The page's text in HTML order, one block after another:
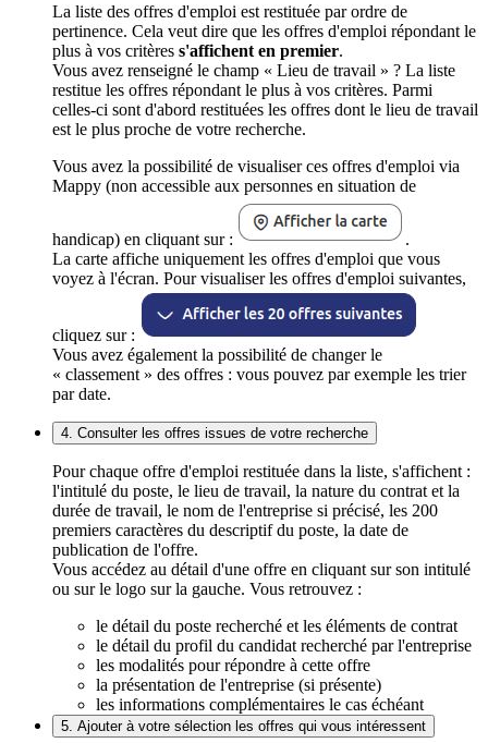
La liste des offres d'emploi est restituée par ordre de
pertinence. Cela veut dire que les offres d'emploi répondant le
plus à vos critères s'affichent en premier.
Vous avez renseigné le champ « Lieu de travail » ? La liste
restitue les offres répondant le plus à vos critères. Parmi
celles-ci sont d'abord restituées les offres dont le lieu de travail
est le plus proche de votre recherche.
Vous avez la possibilité de visualiser ces offres d'emploi via
Mappy (non accessible aux personnes en situation de
handicap) en cliquant sur :
.
La carte affiche uniquement les offres d'emploi que vous
voyez à l'écran. Pour visualiser les offres d'emploi suivantes,
cliquez sur :
Vous avez également la possibilité de changer le
« classement » des offres : vous pouvez par exemple les trier
par date.
4. Consulter les offres issues de votre recherche
Pour chaque offre d'emploi restituée dans la liste, s'affichent :
l'intitulé du poste, le lieu de travail, la nature du contrat et la
durée de travail, le nom de l'entreprise si précisé, les 200
premiers caractères du descriptif du poste, la date de
publication de l'offre.
Vous accédez au détail d'une offre en cliquant sur son intitulé
ou sur le logo sur la gauche. Vous retrouvez :
le détail du poste recherché et les éléments de contrat
le détail du profil du candidat recherché par l'entreprise
les modalités pour répondre à cette offre
la présentation de l'entreprise (si présente)
les informations complémentaires le cas échéant
5. Ajouter à votre sélection les offres qui vous intéressent